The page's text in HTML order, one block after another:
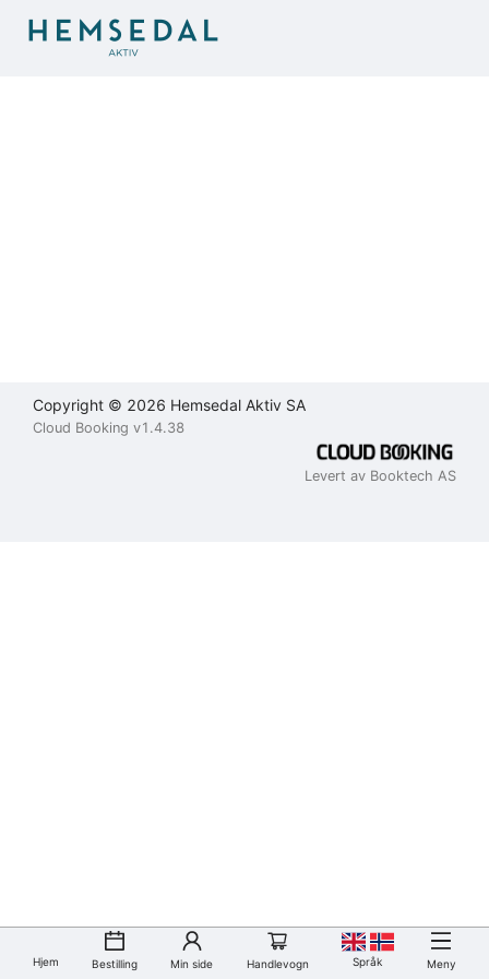
Copyright © 2026 Hemsedal Aktiv SA
Cloud Booking v1.4.38
Levert av Booktech AS
Hjem Bestilling Min side Handlevogn Språk Meny
Brukeravtale
Personvernerklæring
Kontakt